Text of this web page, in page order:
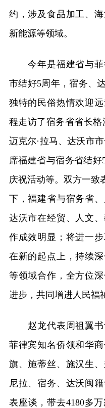
约，涉及食品加工、
新能源等领域。
今年是福建省与菲
市结好5周年，宿务、
独特的民俗热情欢迎
程走访了宿务省省长格
迈克尔·拉马、达沃市
席福建省与宿务省结
庆祝活动等。双方一致
下，福建省与宿务省
达沃市在经贸、人文
作成效明显；将进一
在新的起点上，持续
等领域合作，全方位
进步，共同增进人民福
赵龙代表周祖翼书
菲律宾知名侨领和华
旗、施蒂丝、施汉生
尼拉、宿务、达沃闽
表座谈，带去4180多